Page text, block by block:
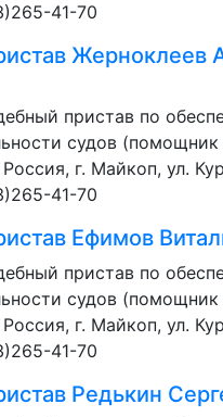
41-70
Жерноклеев
пристав по
судов
г. Майкоп, ул.
41-70
Ефимов
пристав по
судов
г. Майкоп, ул.
41-70
Редькин